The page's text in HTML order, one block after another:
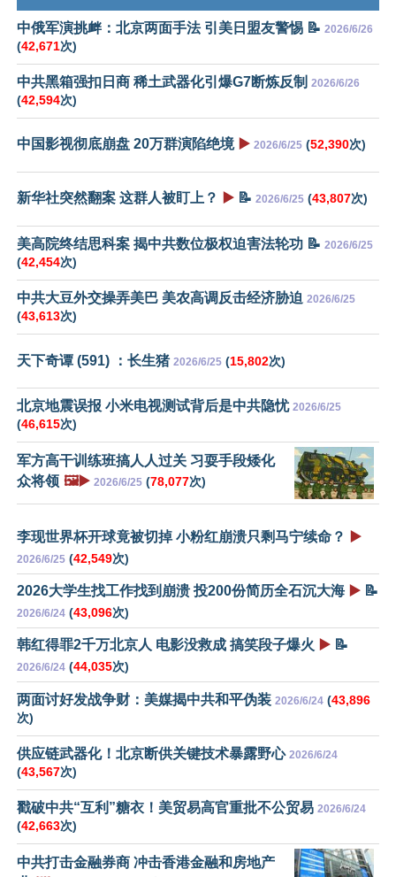
中俄军演挑衅：北京两面手法 引美日盟友警惕 📝 2026/6/26
(42,671次)
中共黑箱强扣日商 稀土武器化引爆G7断炼反制 2026/6/26
(42,594次)
中国影视彻底崩盘 20万群演陷绝境 ▶️ 2026/6/25 (52,390次)
新华社突然翻案 这群人被盯上？ ▶️ 📝 2026/6/25 (43,807次)
美高院终结思科案 揭中共数位极权迫害法轮功 📝 2026/6/25
(42,454次)
中共大豆外交操弄美巴 美农高调反击经济胁迫 2026/6/25
(43,613次)
天下奇谭 (591) ：长生猪 2026/6/25 (15,802次)
北京地震误报 小米电视测试背后是中共隐忧 2026/6/25
(46,615次)
军方高干训练班搞人人过关 习耍手段矮化
众将领 🖼️▶️ 2026/6/25 (78,077次)
李现世界杯开球竟被切掉 小粉红崩溃只剩马宁续命？ ▶️
2026/6/25 (42,549次)
2026大学生找工作找到崩溃 投200份简历全石沉大海 ▶️ 📝
2026/6/24 (43,096次)
韩红得罪2千万北京人 电影没救成 搞笑段子爆火 ▶️ 📝
2026/6/24 (44,035次)
两面讨好发战争财：美媒揭中共和平伪装 2026/6/24 (43,896
次)
供应链武器化！北京断供关键技术暴露野心 2026/6/24
(43,567次)
戳破中共“互利”糖衣！美贸易高官重批不公贸易 2026/6/24
(42,663次)
中共打击金融券商 冲击香港金融和房地产